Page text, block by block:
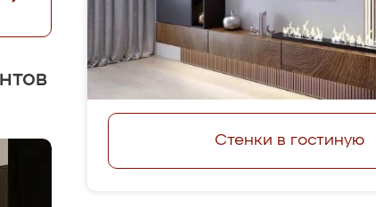
Стенки в гостиную